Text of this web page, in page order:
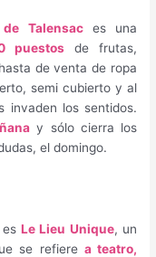
Talensaces una
puestos de frutas,
de venta de ropa
semi cubierto y al
invaden los sentidos.
y sólo cierra los
el domingo.
esLe Lieu Unique, un
se refiere a teatro,